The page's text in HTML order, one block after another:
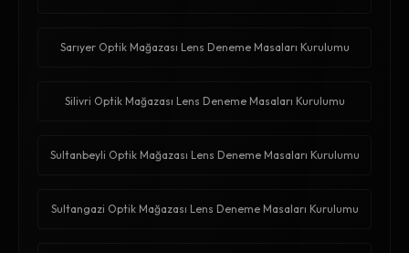
Sarıyer Optik Mağazası Lens Deneme Masaları Kurulumu
Silivri Optik Mağazası Lens Deneme Masaları Kurulumu
Sultanbeyli Optik Mağazası Lens Deneme Masaları Kurulumu
Sultangazi Optik Mağazası Lens Deneme Masaları Kurulumu